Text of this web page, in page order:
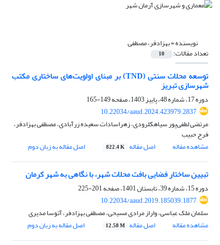
نویسنده =بهزادفر، مصطفی
تعداد مقالات: 10
توسعه محلات سنتی (TND) بر مبنای اولویت‌های ساختاری مکتب
شهرسازی تبریز
دوره 17، شماره 48، پاییز 1403، صفحه
149-165
10.22034/aaud.2024.423979.2837
مرتضی لطفی‌‌پور سیاهکلرودی، زهراسادات سعیده زرآبادی، مصطفی بهزادفر،
فرح حبیب
مشاهده مقاله
اصل مقاله 822.4 K اصل مقاله به زبان دوم
تبیین ساختار فضایی بافت محلات شهر، با نگاهی به شهر کرمان
دوره 15، شماره 39، تابستان 1401، صفحه
201-225
10.22034/aaud.2019.185039.1877
سلمان ملک عباسی، واراز مرادی مسیحی، مصطفی بهزادفر، آتوسا مدیری
مشاهده مقاله
اصل مقاله 12.58 M اصل مقاله به زبان دوم